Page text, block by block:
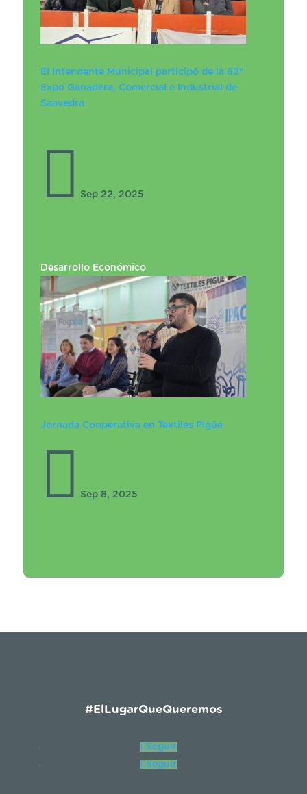
El Intendente Municipal participó de la 82°
Expo Ganadera, Comercial e Industrial de
Saavedra
 Sep 22, 2025
Desarrollo Económico
Jornada Cooperativa en Textiles Pigüé
 Sep 8, 2025
#ElLugarQueQueremos
Seguir
Seguir